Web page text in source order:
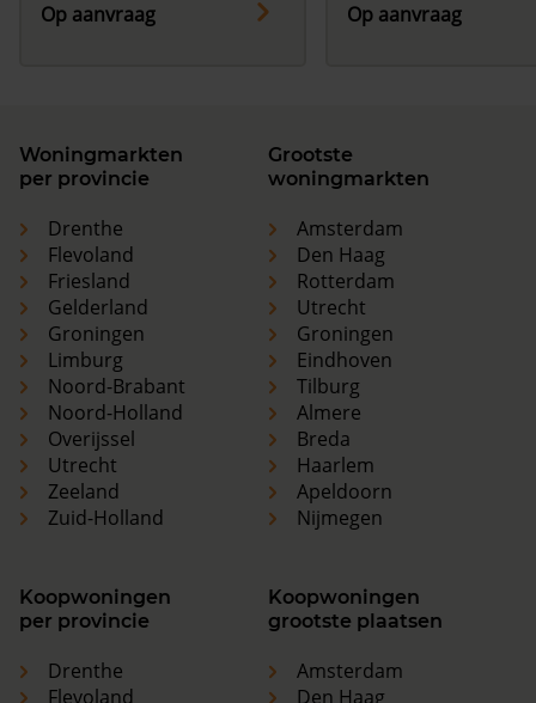
Op aanvraag
Op aanvraag
Woningmarkten
per provincie
Drenthe
Flevoland
Friesland
Gelderland
Groningen
Limburg
Noord-Brabant
Noord-Holland
Overijssel
Utrecht
Zeeland
Zuid-Holland
Grootste
woningmarkten
Amsterdam
Den Haag
Rotterdam
Utrecht
Groningen
Eindhoven
Tilburg
Almere
Breda
Haarlem
Apeldoorn
Nijmegen
Koopwoningen
per provincie
Drenthe
Flevoland
Koopwoningen
grootste plaatsen
Amsterdam
Den Haag